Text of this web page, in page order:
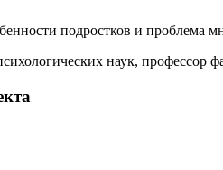
подростков и проблема
наук,